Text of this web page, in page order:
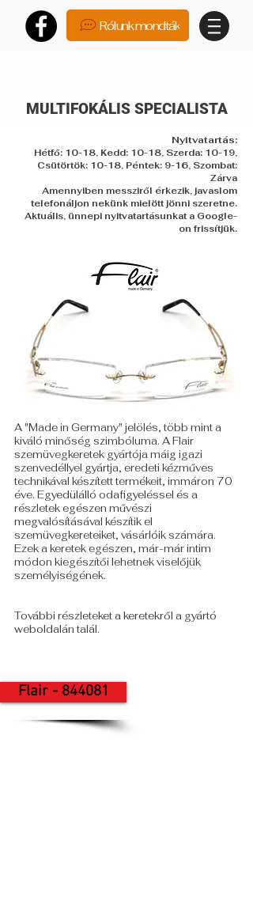
Rólunk mondták
MULTIFOKÁLIS SPECIALISTA
Nyitvatartás:
Hétfő: 10-18, Kedd: 10-18, Szerda: 10-19,
Csütörtök: 10-18, Péntek: 9-16, Szombat:
Zárva
Amennyiben messziről érkezik, javaslom
telefonáljon nekünk mielött jönni szeretne.
Aktuális, ünnepi nyitvatartásunkat a Google-
on frissítjük.
A "Made in Germany" jelölés, több mint a
kiváló minőség szimbóluma. A Flair
szemüvegkeretek gyártója máig igazi
szenvedéllyel gyártja, eredeti kézműves
technikával készített termékeit, immáron 70
éve. Egyedülálló odafigyeléssel és a
részletek egészen művészi
megvalósításával készítik el
szemüvegkereteiket, vásárlóik számára.
Ezek a keretek egészen, már-már intim
módon kiegészítői lehetnek viselőjük
személyiségének.
További részleteket a keretekről a gyártó
weboldalán talál.
Flair - 844081